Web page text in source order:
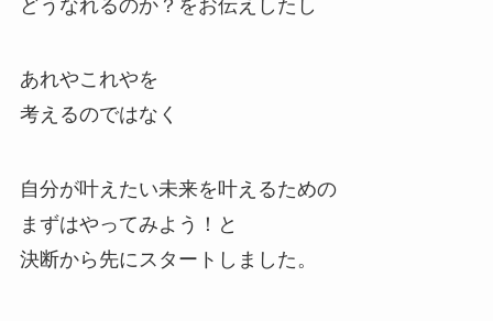
どうなれるのか？をお伝えしたし
あれやこれやを
考えるのではなく
自分が叶えたい未来を叶えるための
まずはやってみよう！と
決断から先にスタートしました。